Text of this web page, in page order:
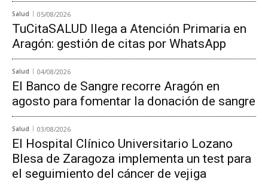
Salud 05/08/2026
TuCitaSALUD llega a Atención Primaria en
Aragón: gestión de citas por WhatsApp
Salud 04/08/2026
El Banco de Sangre recorre Aragón en
agosto para fomentar la donación de sangre
Salud 03/08/2026
El Hospital Clínico Universitario Lozano
Blesa de Zaragoza implementa un test para
el seguimiento del cáncer de vejiga